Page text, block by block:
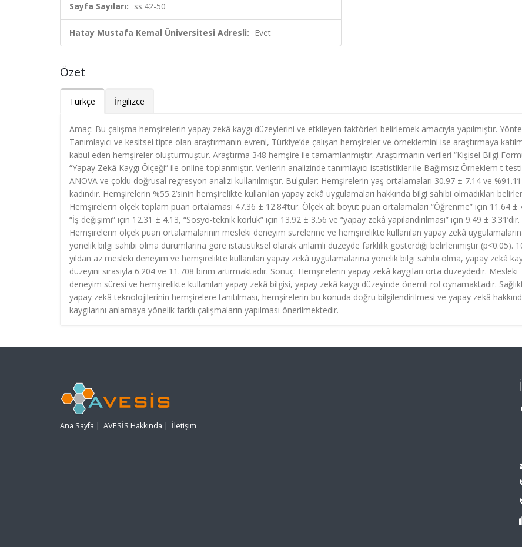
Sayfa Sayıları: ss.42-50
Hatay Mustafa Kemal Üniversitesi Adresli: Evet
Özet
Türkçe İngilizce
Amaç: Bu çalışma hemşirelerin yapay zekâ kaygı düzeylerini ve etkileyen faktörleri belirlemek amacıyla yapılmıştır.
Tanımlayıcı ve kesitsel tipte olan araştırmanın evreni, Türkiye’de çalışan hemşireler ve örneklemini ise araştırmaya
kabul eden hemşireler oluşturmuştur. Araştırma 348 hemşire ile tamamlanmıştır. Araştırmanın verileri “Kişisel Bilgi
“Yapay Zekâ Kaygı Ölçeği” ile online toplanmıştır. Verilerin analizinde tanımlayıcı istatistikler ile Bağımsız Örneklem t
ANOVA ve çoklu doğrusal regresyon analizi kullanılmıştır. Bulgular: Hemşirelerin yaş ortalamaları 30.97 ± 7.14 ve %91.1’i
kadındır. Hemşirelerin %55.2’sinin hemşirelikte kullanılan yapay zekâ uygulamaları hakkında bilgi sahibi olmadıkları
Hemşirelerin ölçek toplam puan ortalaması 47.36 ± 12.84’tür. Ölçek alt boyut puan ortalamaları “Öğrenme” için 11.64 ±
“İş değişimi” için 12.31 ± 4.13, “Sosyo-teknik körlük” için 13.92 ± 3.56 ve “yapay zekâ yapılandırılması” için 9.49 ± 3.31’dir.
Hemşirelerin ölçek puan ortalamalarının mesleki deneyim sürelerine ve hemşirelikte kullanılan yapay zekâ
yönelik bilgi sahibi olma durumlarına göre istatistiksel olarak anlamlı düzeyde farklılık gösterdiği belirlenmiştir (p<0.05).
yıldan az mesleki deneyim ve hemşirelikte kullanılan yapay zekâ uygulamalarına yönelik bilgi sahibi olma, yapay zekâ
düzeyini sırasıyla 6.204 ve 11.708 birim artırmaktadır. Sonuç: Hemşirelerin yapay zekâ kaygıları orta düzeydedir. Mesleki
deneyim süresi ve hemşirelikte kullanılan yapay zekâ bilgisi, yapay zekâ kaygı düzeyinde önemli rol oynamaktadır.
yapay zekâ teknolojilerinin hemşirelere tanıtılması, hemşirelerin bu konuda doğru bilgilendirilmesi ve yapay zekâ
kaygılarını anlamaya yönelik farklı çalışmaların yapılması önerilmektedir.
Ana Sayfa | AVESİS Hakkında | İletişim